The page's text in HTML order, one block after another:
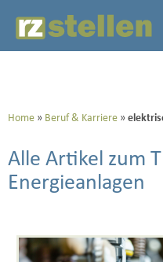
Home Beruf & Karriere
Alle Artikel zum
Energieanlagen